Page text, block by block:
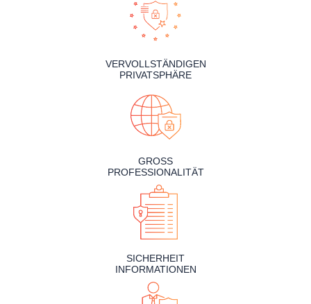
VERVOLLSTÄNDIGEN
PRIVATSPHÄRE
GROSS
PROFESSIONALITÄT
SICHERHEIT
INFORMATIONEN